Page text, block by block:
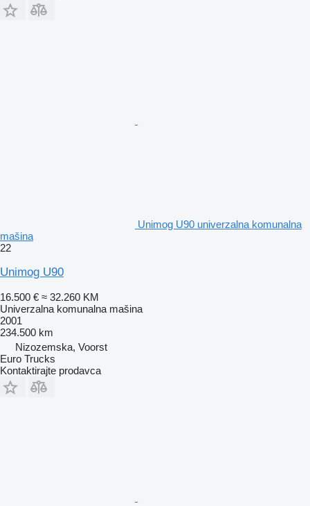
Unimog U90 univerzalna komunalna
mašina
22
Unimog U90
16.500 € ≈ 32.260 KM
Univerzalna komunalna mašina
2001
234.500 km
Nizozemska, Voorst
Euro Trucks
Kontaktirajte prodavca